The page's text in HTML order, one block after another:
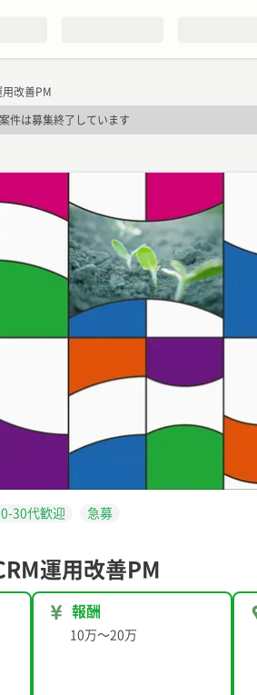
改善PM
件は募集終了しています
30代歓迎 急募
運用改善PM
報酬
10万〜20万